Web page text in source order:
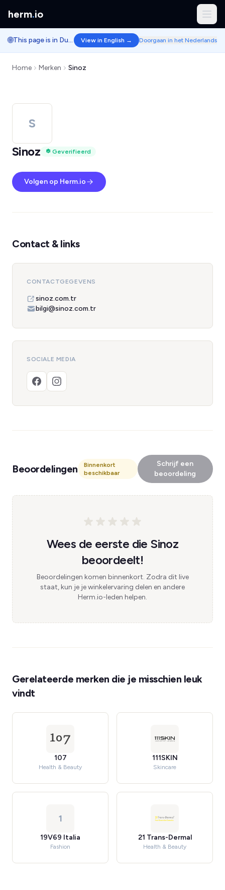
herm.io
🌐 This page is in Dutch. View in English → Doorgaan in het Nederlands
Home Merken Sinoz
S
Sinoz
Geverifieerd
Volgen op Herm.io
Contact & links
CONTACTGEGEVENS
sinoz.com.tr
bilgi@sinoz.com.tr
SOCIALE MEDIA
Beoordelingen
Binnenkort
beschikbaar
Schrijf een
beoordeling
Wees de eerste die Sinoz
beoordeelt!
Beoordelingen komen binnenkort. Zodra dit live
staat, kun je je winkelervaring delen en andere
Herm.io-leden helpen.
Gerelateerde merken die je misschien leuk
vindt
107
Health & Beauty
111SKIN
Skincare
1
19V69 Italia
Fashion
21 Trans-Dermal
Health & Beauty